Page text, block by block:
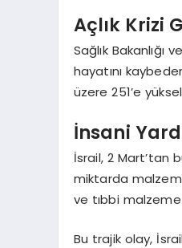
Açlık Krizi
Sağlık
hayatını
üzere 251’e
İnsani
İsrail, 2 Mart’tan
miktarda
ve tıbbi malzeme
Bu trajik olay,